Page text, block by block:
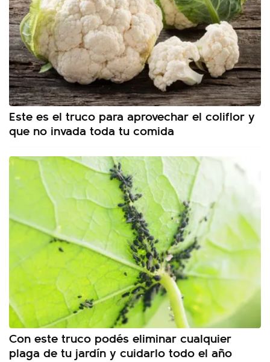
Este es el truco para aprovechar el coliflor y
que no invada toda tu comida
Con este truco podés eliminar cualquier
plaga de tu jardín y cuidarlo todo el año